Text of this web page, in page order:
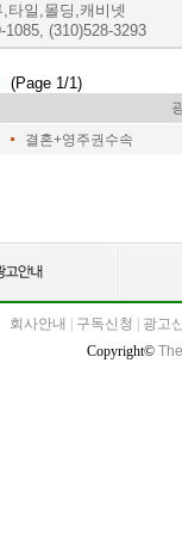
,타일,몰딩,캐비넷
1085, (310)528-3293
(Page 1/1)
결혼+영주권수속
회사안내 구독신청
광고
Copyright©